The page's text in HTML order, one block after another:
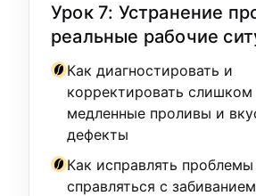
Урок 7: Устранение
реальные рабочие
Как диагностировать и
корректировать
медленные проливы и
дефекты
Как исправлять
справляться с